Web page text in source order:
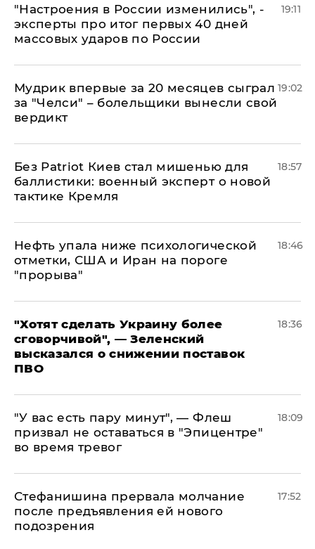
"Настроения в России изменились", -
эксперты про итог первых 40 дней
массовых ударов по России
19:11
Мудрик впервые за 20 месяцев сыграл
за "Челси" – болельщики вынесли свой
вердикт
19:02
​Без Patriot Киев стал мишенью для
баллистики: военный эксперт о новой
тактике Кремля
18:57
Нефть упала ниже психологической
отметки, США и Иран на пороге
"прорыва"
18:46
​"Хотят сделать Украину более
сговорчивой", — Зеленский
высказался о снижении поставок
ПВО
18:36
​"У вас есть пару минут", — Флеш
призвал не оставаться в "Эпицентре"
во время тревог
18:09
Стефанишина прервала молчание
после предъявления ей нового
подозрения
17:52